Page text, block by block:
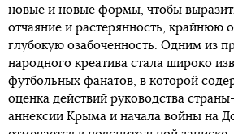
новые и новые формы, чтобы
отчаяние и растерянность, крайнюю
глубокую озабоченность. Одним из
народного креатива стала широко
футбольных фанатов, в которой
оценка действий руководства
аннексии Крыма и начала войны на